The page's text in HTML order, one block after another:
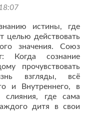
истины, где
целью действовать
значения. Союз
Когда сознание
прочувствовать
взгляды, всё
и Внутреннего, в
слияния, где сама
дитя в свои